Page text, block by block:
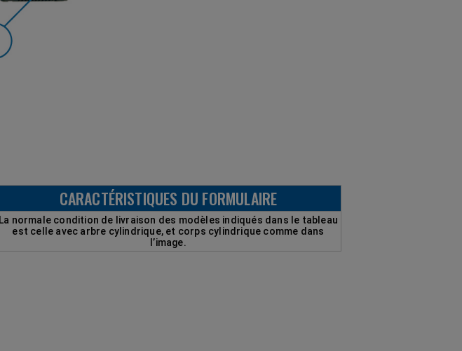
CARACTÉRISTIQUES DU FORMULAIRE
La normale condition de livraison des modèles indiqués dans le tableau
est celle avec arbre cylindrique, et corps cylindrique comme dans
l’image.